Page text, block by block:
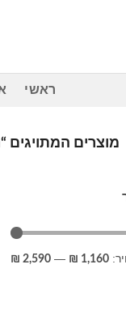
ראשי
מוצרים המתויגים
1,160 ₪
—
2,590 ₪